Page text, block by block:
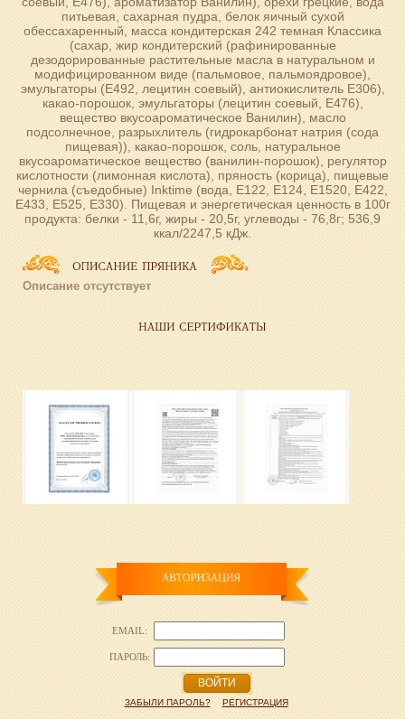
питьевая, сахарная пудра, белок яичный сухой
обессахаренный, масса кондитерская 242 темная Классика
(сахар, жир кондитерский (рафинированные
дезодорированные растительные масла в натуральном и
модифицированном виде (пальмовое, пальмоядровое),
эмульгаторы (Е492, лецитин соевый), антиокислитель Е306),
какао-порошок, эмульгаторы (лецитин соевый, Е476),
вещество вкусоароматическое Ванилин), масло
подсолнечное, разрыхлитель (гидрокарбонат натрия (сода
пищевая)), какао-порошок, соль, натуральное
вкусоароматическое вещество (ванилин-порошок), регулятор
кислотности (лимонная кислота), пряность (корица), пищевые
чернила (съедобные) Inktime (вода, Е122, Е124, Е1520, Е422,
Е433, Е525, Е330). Пищевая и энергетическая ценность в 100г
продукта: белки - 11,6г, жиры - 20,5г, углеводы - 76,8г; 536,9
ккал/2247,5 кДж.
Описание отсутствует
EMAIL:
ПАРОЛЬ:
ВОЙТИ
ЗАБЫЛИ ПАРОЛЬ? РЕГИСТРАЦИЯ